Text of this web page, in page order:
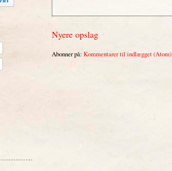
Nyere opslag
Abonner på: Kommentarer til indlægget (Atom)